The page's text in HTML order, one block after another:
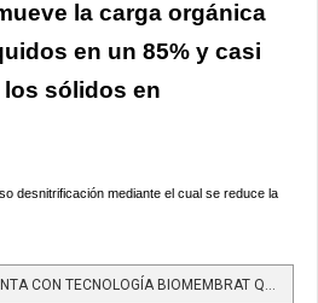
la carga orgánica
en un 85% y casi
sólidos en
desnitrificación mediante el cual se reduce la
LEER MÁS…COLOMBIA CUENTA CON TECNOLOGÍA BIOMEMBRAT QUE DISMINUYE IMPACTO AMBIENTAL DE LIXIVIADOS